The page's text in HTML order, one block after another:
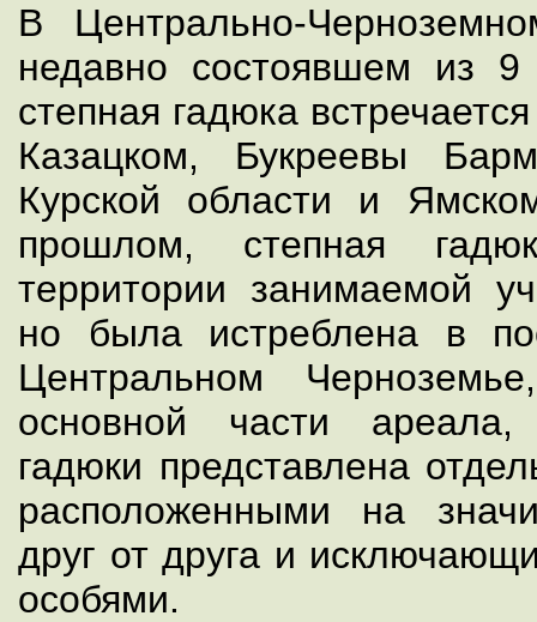
В Центрально-
недавно состоявшем из 9
степная гадюка
Казацком, Букреевы
Курской области и
прошлом, степная
территории занимаемой
но была истреблена в
Центральном
основной части ареала,
гадюки представлена
расположенными на
друг от друга и
особями.